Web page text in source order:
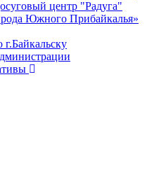
центр "Радуга"
Южного Прибайкалья»